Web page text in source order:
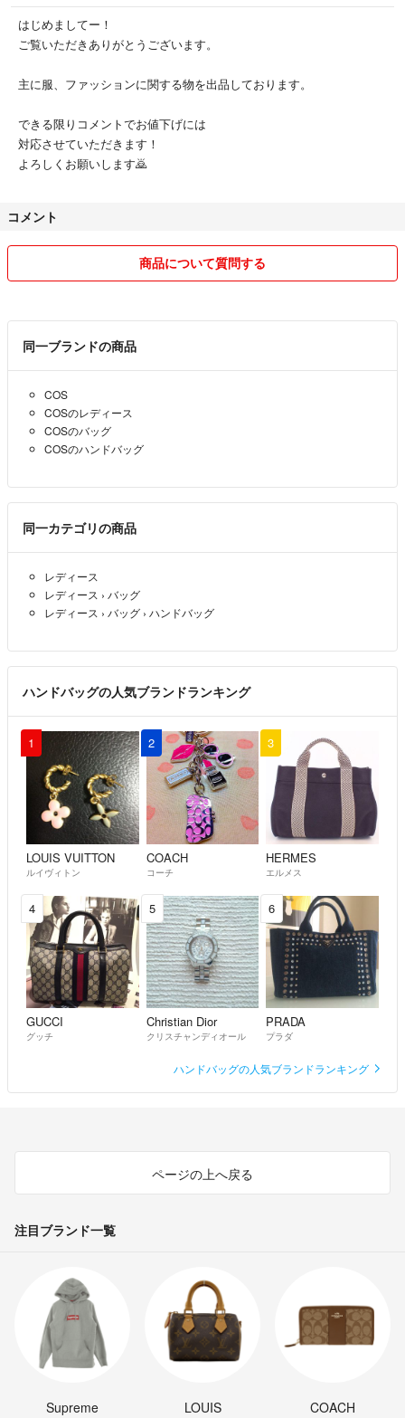
はじめましてー！
ご覧いただきありがとうございます。
主に服、ファッションに関する物を出品しております。
できる限りコメントでお値下げには
対応させていただきます！
よろしくお願いします🙇
コメント
商品について質問する
同一ブランドの商品
COS
COSのレディース
COSのバッグ
COSのハンドバッグ
同一カテゴリの商品
レディース
レディース › バッグ
レディース › バッグ › ハンドバッグ
ハンドバッグの人気ブランドランキング
1
LOUIS VUITTON
ルイヴィトン
2
COACH
コーチ
3
HERMES
エルメス
4
GUCCI
グッチ
5
Christian Dior
クリスチャンディオール
6
PRADA
プラダ
ハンドバッグの人気ブランドランキング
ページの上へ戻る
注目ブランド一覧
Supreme
LOUIS
COACH